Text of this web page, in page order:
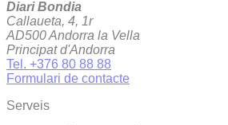
Diari Bondia
Callaueta, 4, 1r
AD500 Andorra la Vella
Principat d'Andorra
Tel. +376 80 88 88
Formulari de contacte
Serveis